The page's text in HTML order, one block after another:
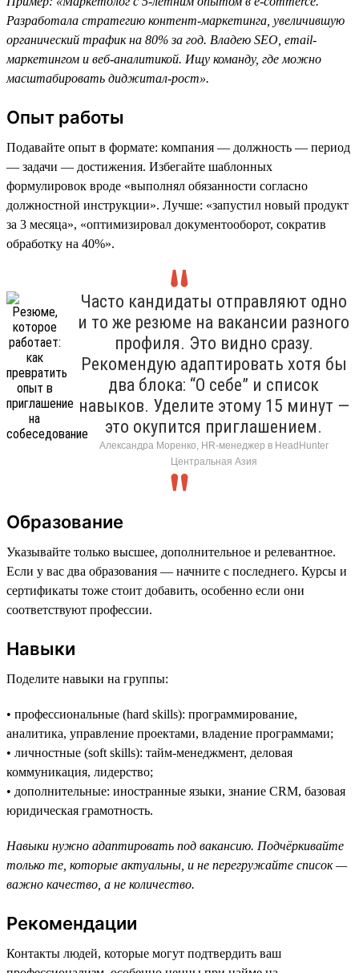
Разработала стратегию контент-маркетинга, увеличившую
органический трафик на 80% за год. Владею SEO, email-
маркетингом и веб-аналитикой. Ищу команду, где можно
масштабировать диджитал-рост».
Опыт работы
Подавайте опыт в формате: компания — должность — период
— задачи — достижения. Избегайте шаблонных
формулировок вроде «выполнял обязанности согласно
должностной инструкции». Лучше: «запустил новый продукт
за 3 месяца», «оптимизировал документооборот, сократив
обработку на 40%».
Часто кандидаты отправляют одно
и то же резюме на вакансии разного
профиля. Это видно сразу.
Рекомендую адаптировать хотя бы
два блока: “О себе” и список
навыков. Уделите этому 15 минут —
это окупится приглашением.
Александра Моренко, HR-менеджер в HeadHunter
Центральная Азия
Образование
Указывайте только высшее, дополнительное и релевантное.
Если у вас два образования — начните с последнего. Курсы и
сертификаты тоже стоит добавить, особенно если они
соответствуют профессии.
Навыки
Поделите навыки на группы:
• профессиональные (hard skills): программирование,
аналитика, управление проектами, владение программами;
• личностные (soft skills): тайм-менеджмент, деловая
коммуникация, лидерство;
• дополнительные: иностранные языки, знание CRM, базовая
юридическая грамотность.
Навыки нужно адаптировать под вакансию. Подчёркивайте
только те, которые актуальны, и не перегружайте список —
важно качество, а не количество.
Рекомендации
Контакты людей, которые могут подтвердить ваш